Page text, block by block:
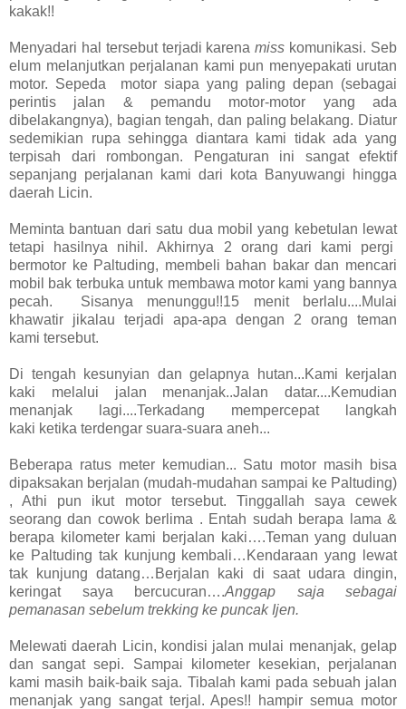
kakak!!
Menyadari hal tersebut terjadi karena miss komunikasi. Seb
elum melanjutkan perjalanan kami pun menyepakati urutan
motor. Sepeda
motor siapa yang paling depan (sebagai
perintis jalan & pemandu motor-motor yang ada
dibelakangnya), bagian tengah, dan paling belakang. Diatur
sedemikian rupa sehingga diantara kami tidak ada yang
terpisah dari rombongan.
Pengaturan ini sangat efektif
sepanjang perjalanan kami dari kota Banyuwangi hingga
daerah Licin.
Meminta bantuan dari satu dua mobil yang kebetulan lewat
tetapi hasilnya nihil.
Akhirnya 2 orang dari kami
pergi
bermotor ke Paltuding, membeli bahan bakar dan mencari
mobil bak terbuka untuk membawa motor kami yang bannya
pecah.
Sisanya menunggu!!15 menit berlalu....Mulai
khawatir jikalau terjadi apa-apa dengan 2 orang teman
kami tersebut.
Di tengah kesunyian dan gelapnya hutan...Kami kerjalan
kaki melalui jalan menanjak..Jalan datar....Kemudian
menanjak lagi....Terkadang mempercepat langkah
kaki ketika terdengar suara-suara aneh...
Beberapa ratus meter kemudian... Satu motor masih bisa
dipaksakan berjalan (mudah-mudahan sampai ke Paltuding)
, Athi pun ikut motor tersebut. Tinggallah saya cewek
seorang dan cowok berlima . Entah sudah berapa lama &
berapa kilometer kami berjalan kaki….Teman yang duluan
ke Paltuding tak kunjung kembali…Kendaraan yang lewat
tak kunjung datang…Berjalan kaki di saat udara dingin,
keringat saya bercucuran….Anggap saja sebagai
pemanasan sebelum trekking ke puncak Ijen.
Melewati daerah Licin, kondisi jalan mulai menanjak, gelap
dan sangat sepi. Sampai
kilometer
kesekian, perjalanan
kami masih baik-baik saja. Tibalah kami pada sebuah jalan
menanjak yang sangat terjal. Apes!! hampir semua motor